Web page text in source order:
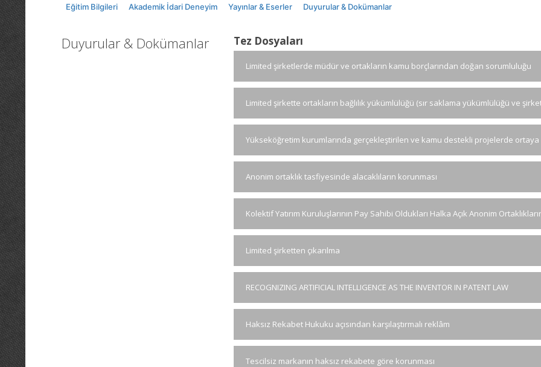
Eğitim Bilgileri Akademik İdari Deneyim Yayınlar & Eserler Duyurular & Dokümanlar
Duyurular & Dokümanlar Tez Dosyaları
Limited şirketlerde müdür ve ortakların kamu borçlarından doğan sorumluluğu
Limited şirkette ortakların bağlılık yükümlülüğü (sır saklama yükümlülüğü ve
Yükseköğretim kurumlarında gerçekleştirilen ve kamu destekli projelerde ortaya
Anonim ortaklık tasfiyesinde alacaklıların korunması
Kolektif Yatırım Kuruluşlarının Pay Sahibi Oldukları Halka Açık Anonim
Limited şirketten çıkarılma
RECOGNIZING ARTIFICIAL INTELLIGENCE AS THE INVENTOR IN PATENT LAW
Haksız Rekabet Hukuku açısından karşılaştırmalı reklâm
Tescilsiz markanın haksız rekabete göre korunması